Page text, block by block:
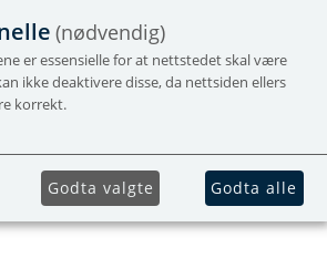
DOOR MK2
(nødvendig)
er essensielle for at nettstedet skal være
ikke deaktivere disse, da nettsiden ellers
korrekt.
Godta valgte Godta alle